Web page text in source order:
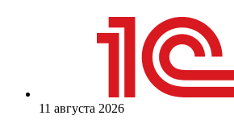
11 августа 2026